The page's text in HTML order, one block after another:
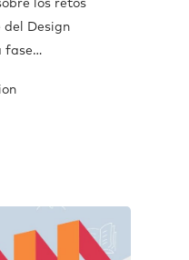
los retos
Design
fase…